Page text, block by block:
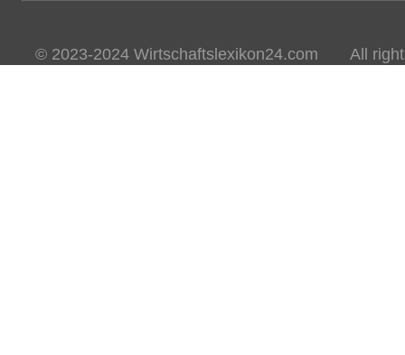
© 2023-2024 Wirtschaftslexikon24.com All